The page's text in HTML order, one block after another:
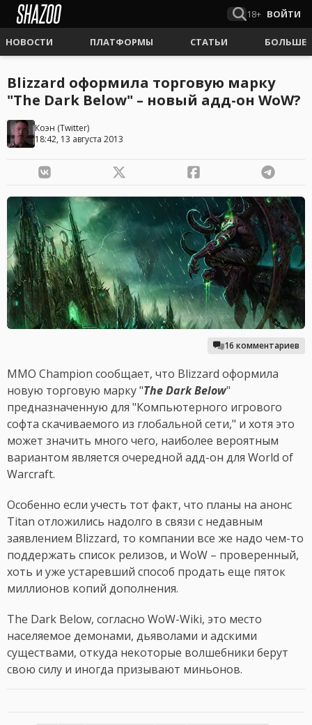
18+ ВОЙТИ
НОВОСТИ ПЛАТФОРМЫ СТАТЬИ БОЛЬШЕ
Blizzard оформила торговую марку
"The Dark Below" – новый адд-он WoW?
Коэн (Twitter)
18:42, 13 августа 2013
16 комментариев
MMO Champion сообщает, что Blizzard оформила
новую торговую марку "The Dark Below"
предназначенную для "Компьютерного игрового
софта скачиваемого из глобальной сети," и хотя это
может значить много чего, наиболее вероятным
вариантом является очередной адд-он для World of
Warcraft.
Особенно если учесть тот факт, что планы на анонс
Titan отложились надолго в связи с недавным
заявлением Blizzard, то компании все же надо чем-то
поддержать список релизов, и WoW – проверенный,
хоть и уже устаревший способ продать еще пяток
миллионов копий дополнения.
The Dark Below, согласно WoW-Wiki, это место
населяемое демонами, дьяволами и адскими
существами, откуда некоторые волшебники берут
свою силу и иногда призывают миньонов.